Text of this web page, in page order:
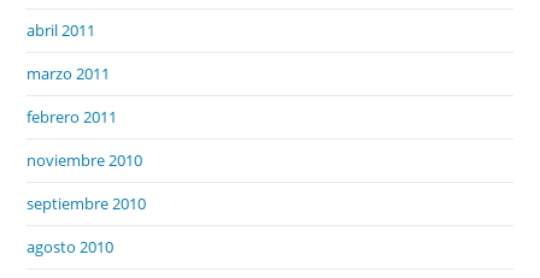
abril 2011
marzo 2011
febrero 2011
noviembre 2010
septiembre 2010
agosto 2010